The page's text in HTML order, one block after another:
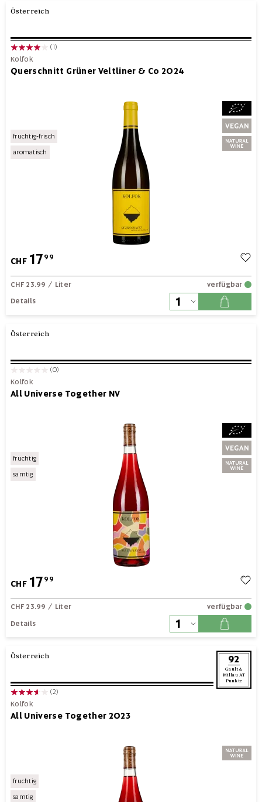
Österreich
(1)
Kolfok
Querschnitt Grüner Veltliner & Co 2024
fruchtig-frisch
aromatisch
CHF 1799
CHF 23.99 / Liter
verfügbar
Details
Österreich
(0)
Kolfok
All Universe Together NV
fruchtig
samtig
CHF 1799
CHF 23.99 / Liter
verfügbar
Details
Österreich 92
Gault &
Millau AT
Punkte
(2)
Kolfok
All Universe Together 2023
fruchtig
samtig